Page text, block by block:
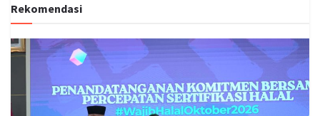
Rekomendasi